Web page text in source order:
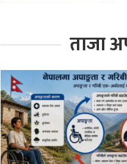
ताजा